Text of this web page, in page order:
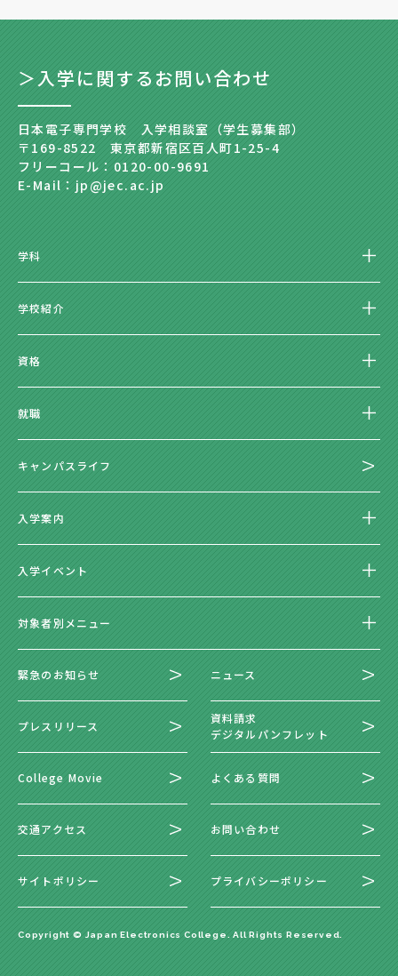
＞入学に関するお問い合わせ
日本電子専門学校 入学相談室（学生募集部）
〒169-8522 東京都新宿区百人町1-25-4
フリーコール：0120-00-9691
E-Mail：jp@jec.ac.jp
学科
学校紹介
資格
就職
キャンパスライフ
入学案内
入学イベント
対象者別メニュー
緊急のお知らせ ニュース
プレスリリース
資料請求
デジタルパンフレット
College Movie よくある質問
交通アクセス お問い合わせ
サイトポリシー プライバシーポリシー
Copyright © Japan Electronics College. All Rights Reserved.